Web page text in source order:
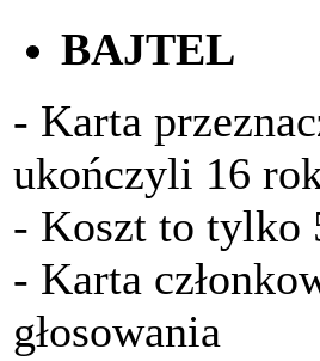
BAJTEL
- Karta
ukończyli 16
- Koszt to tylko
- Karta
głosowania